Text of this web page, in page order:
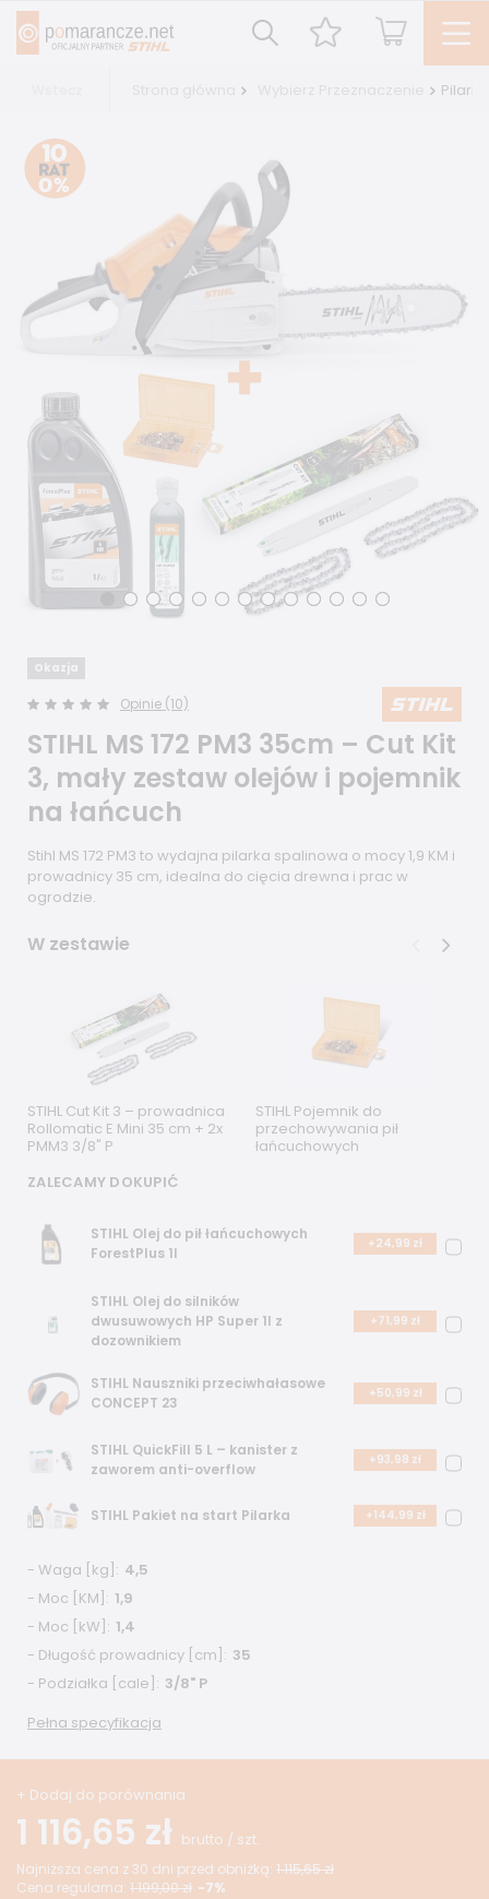
Okazja
Opinie (10)
STIHL MS 172 PM3 35cm – Cut Kit
3, mały zestaw olejów i pojemnik
na łańcuch
Stihl MS 172 PM3 to wydajna pilarka spalinowa o mocy 1,9 KM i
prowadnicy 35 cm, idealna do cięcia drewna i prac w
ogrodzie.
W zestawie
STIHL Cut Kit 3 – prowadnica
Rollomatic E Mini 35 cm + 2x
PMM3 3/8" P
STIHL Pojemnik do
przechowywania pił
łańcuchowych
ZALECAMY DOKUPIĆ
STIHL Olej do pił łańcuchowych
ForestPlus 1l
+24,99 zł
STIHL Olej do silników
dwusuwowych HP Super 1l z
dozownikiem
+71,99 zł
STIHL Nauszniki przeciwhałasowe
CONCEPT 23
+50,99 zł
STIHL QuickFill 5 L – kanister z
zaworem anti-overflow
+93,98 zł
STIHL Pakiet na start Pilarka +144,99 zł
- Waga [kg]
4,5
- Moc [KM]
1,9
- Moc [kW]
1,4
- Długość prowadnicy [cm]
35
- Podziałka ­[cale]
3/8" P
Pełna specyfikacja
+ Dodaj do porównania
1 116,65 zł brutto / szt.
Najniższa cena z 30 dni przed obniżką: 1 115,65 zł
Cena regularna: 1 199,00 zł -7%